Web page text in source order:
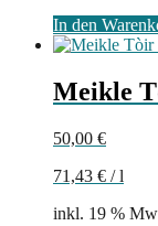
In den
Meikle
50,00 €
71,43 € /l
inkl. 19 %